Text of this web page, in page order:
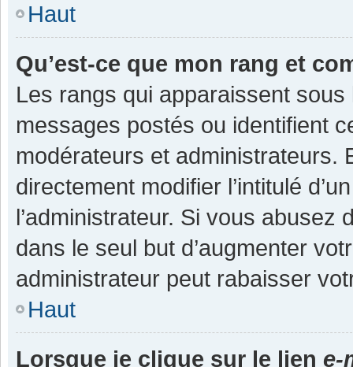
Haut
Qu’est-ce que mon rang et
Les rangs qui apparaissent
messages postés ou identifient
modérateurs et administrateurs.
directement modifier l’intitulé
l’administrateur. Si vous
dans le seul but d’augmenter
administrateur peut rabaisser
Haut
Lorsque je clique sur le lien e-